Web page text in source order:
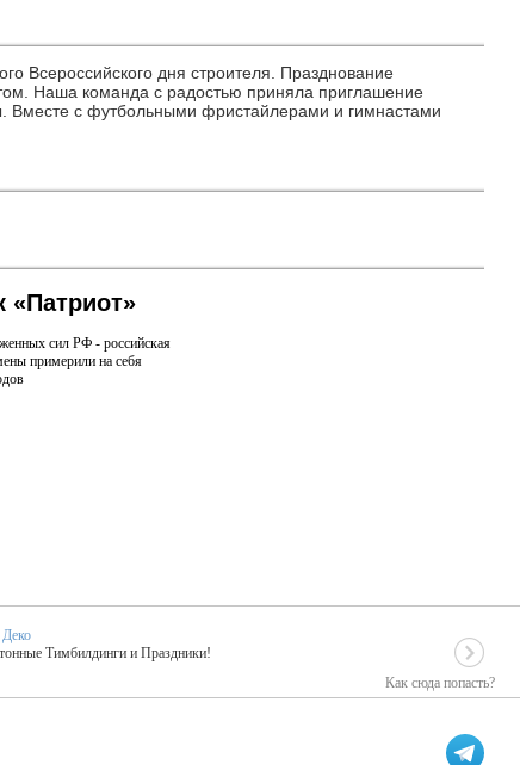
Всероссийского дня строителя. Празднование
Наша команда с радостью приняла приглашение
Вместе с футбольными фристайлерами и гимнастами
«Патриот»
сил РФ - российская
примерили на себя
Как сюда попасть?
Тимбилдинги и Праздники!